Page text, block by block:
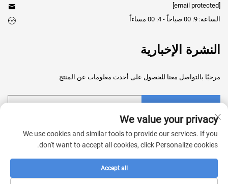
الساعة: 9: 00 صباحاً - 4: 00 مساءاً
النشرة الإخبارية
مرحبًا بالتواصل معنا للحصول على أحدث معلومات عن المنتج
حقوق النشر © 2025 شركة قوانغشي شينجروي للتكنولوجيا الطبية المحدودة
We value your privacy
We use cookies and similar tools to provide our services. If you
don't want to accept all cookies, click Personalize cookies.
Accept all